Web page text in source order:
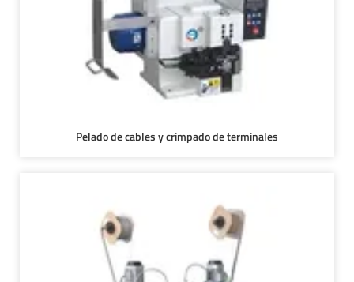
Pelado de cables y crimpado de terminales